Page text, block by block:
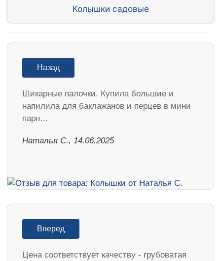
Колышки садовые
Назад
Шикарные палочки. Купила большие и
напилила для баклажанов и перцев в мини
парн…
Наталья С., 14.06.2025
Вперед
Цена соответствует качеству - грубоватая